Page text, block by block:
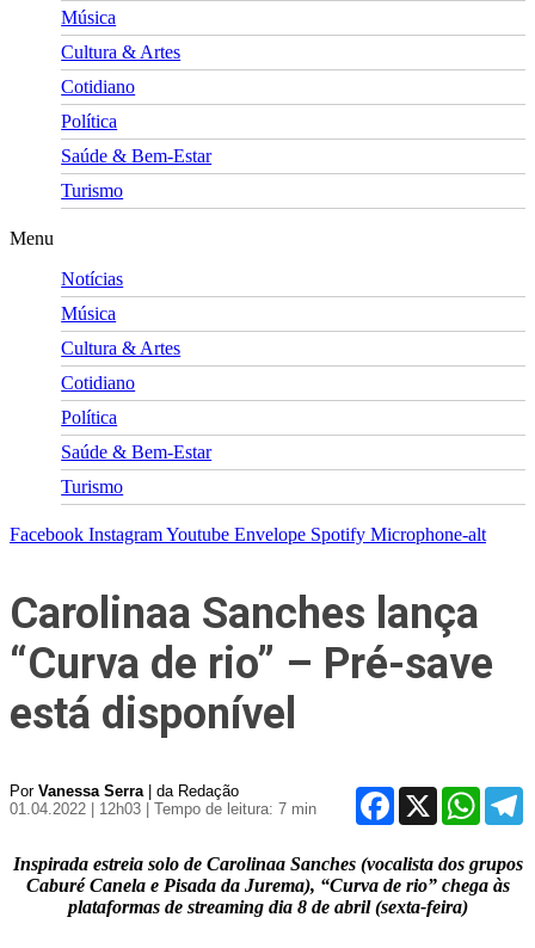
Música
Cultura & Artes
Cotidiano
Política
Saúde & Bem-Estar
Turismo
Menu
Notícias
Música
Cultura & Artes
Cotidiano
Política
Saúde & Bem-Estar
Turismo
Facebook InstagramYoutube Envelope Spotify Microphone-alt
Carolinaa Sanches lança
“Curva de rio” – Pré-save
está disponível
Por Vanessa Serra| da Redação
01.04.2022 | 12h03
| Tempo de leitura: 7 min
Facebook
X
Inspirada estreia solo de Carolinaa Sanches (vocalista dos grupos
Caburé Canela e Pisada da Jurema), “Curva de rio” chega às
plataformas de streaming dia 8 de abril (sexta-feira)